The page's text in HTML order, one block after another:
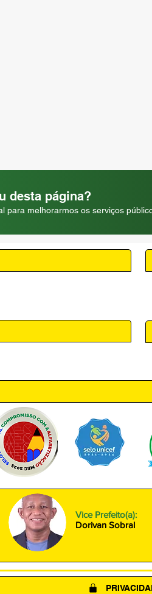
desta página?
para melhorarmos os serviços
Vice Prefeito(a):
Dorivan Sobral